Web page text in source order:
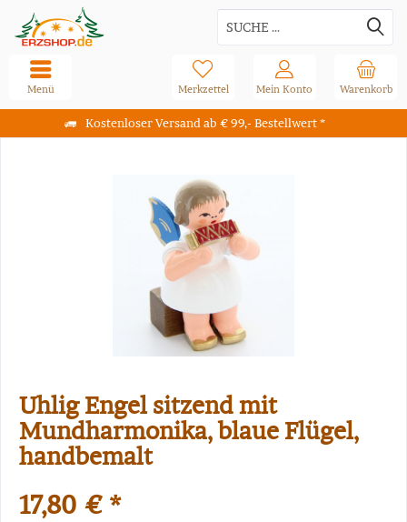
Kostenloser Versand ab € 99,- Bestellwert *
Warenkorb
Merkzettel Mein Konto
Menü
Uhlig Engel sitzend mit
Mundharmonika, blaue Flügel,
handbemalt
17,80 € *